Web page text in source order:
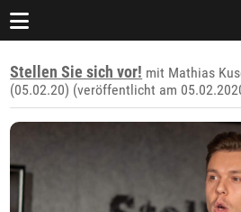
Stellen Sie sich vor! mit Mathias
(05.02.20) (veröffentlicht am